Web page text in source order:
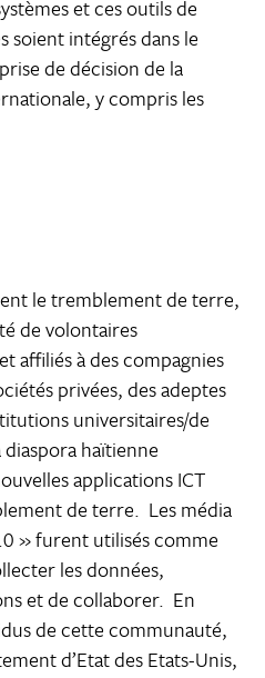
et ces outils de
soient intégrés dans le
de décision de la
y compris les
le tremblement de terre,
de volontaires
affiliés à des compagnies
privées, des adeptes
universitaires/de
haïtienne
applications ICT
de terre. Les média
» furent utilisés comme
les données,
et de collaborer. En
de cette communauté,
d’Etat des Etats-Unis,